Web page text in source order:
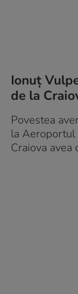
Ionuț
de la
Povestea
la Aeroportul
Craiova